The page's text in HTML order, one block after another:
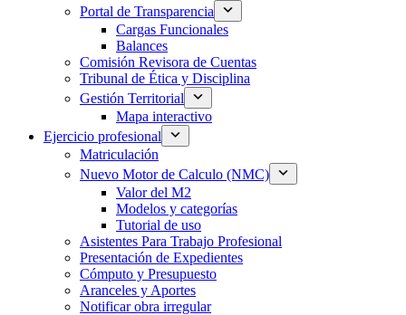
Portal de Transparencia
Cargas Funcionales
Balances
Comisión Revisora de Cuentas
Tribunal de Ética y Disciplina
Gestión Territorial
Mapa interactivo
Ejercicio profesional
Matriculación
Nuevo Motor de Calculo (NMC)
Valor del M2
Modelos y categorías
Tutorial de uso
Asistentes Para Trabajo Profesional
Presentación de Expedientes
Cómputo y Presupuesto
Aranceles y Aportes
Notificar obra irregular